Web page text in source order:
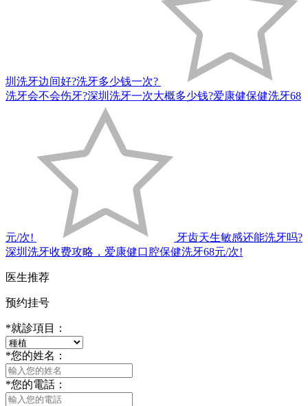
圳洗牙边间好?洗牙多少钱一次?
洗牙会不会伤牙?深圳洗牙一次大概多少钱?爱康健保健洗牙68
元/次!
牙齿天生敏感还能洗牙吗?
深圳洗牙收费攻略，爱康健口腔保健洗牙68元/次!
医生推荐
预约挂号
*就診項目：
*您的姓名：
*您的電話：